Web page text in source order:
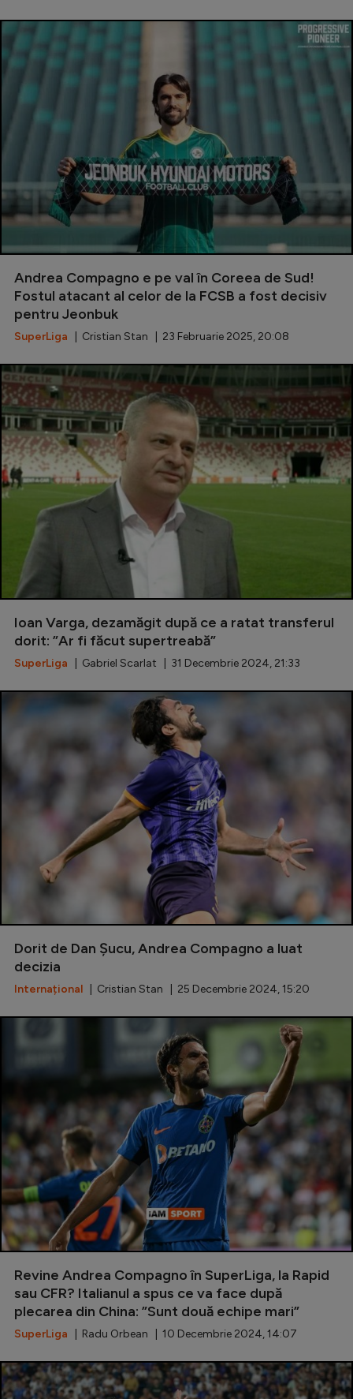
Andrea Compagno e pe val în Coreea de Sud!
Fostul atacant al celor de la FCSB a fost decisiv
pentru Jeonbuk
SuperLiga | Cristian Stan | 23 Februarie 2025, 20:08
Ioan Varga, dezamăgit după ce a ratat transferul
dorit: ”Ar fi făcut supertreabă”
SuperLiga | Gabriel Scarlat | 31 Decembrie 2024, 21:33
Dorit de Dan Șucu, Andrea Compagno a luat
decizia
Internațional | Cristian Stan | 25 Decembrie 2024, 15:20
Revine Andrea Compagno în SuperLiga, la Rapid
sau CFR? Italianul a spus ce va face după
plecarea din China: ”Sunt două echipe mari”
SuperLiga | Radu Orbean | 10 Decembrie 2024, 14:07